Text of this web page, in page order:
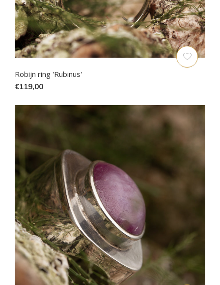
Robijn ring 'Rubinus'
€119,00